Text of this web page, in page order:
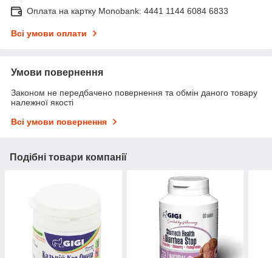
Оплата на картку Monobank: 4441 1144 6084 6833
Всі умови оплати
Умови повернення
Законом не передбачено повернення та обмін даного товару
належної якості
Всі умови повернення
Подібні товари компанії